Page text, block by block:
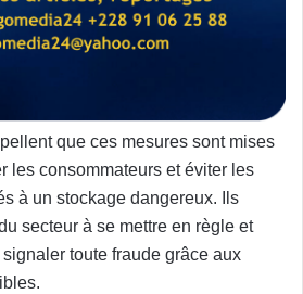
que ces mesures sont mises
les consommateurs et éviter les
à un stockage dangereux. Ils
secteur à se mettre en règle et
toute fraude grâce aux